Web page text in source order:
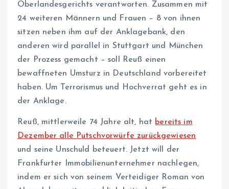
Oberlandesgerichts verantworten. Zusammen mit
24 weiteren Männern und Frauen – 8 von ihnen
sitzen neben ihm auf der Anklagebank, den
anderen wird parallel in Stuttgart und München
der Prozess gemacht – soll Reuß einen
bewaffneten Umsturz in Deutschland vorbereitet
haben. Um Terrorismus und Hochverrat geht es in
der Anklage.
Reuß, mittlerweile 74 Jahre alt, hat bereits im
Dezember alle Putschvorwürfe zurückgewiesen
und seine Unschuld beteuert. Jetzt will der
Frankfurter Immobilienunternehmer nachlegen,
indem er sich von seinem Verteidiger Roman von